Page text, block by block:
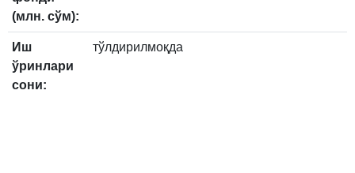
(млн. сўм):
Иш
ўринлари
сони:
тўлдирилмоқда